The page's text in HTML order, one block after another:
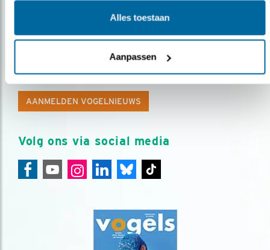
Alles toestaan
Aanpassen
Op de hoogte blijven?
Meld je aan en ontvang nieuws, inspiratie, acties en tips
AANMELDEN VOGELNIEUWS
Volg ons via social media